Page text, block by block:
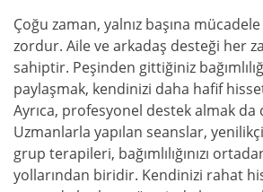
Çoğu zaman, yalnız başına
zordur. Aile ve arkadaş desteği her
sahiptir. Peşinden gittiğiniz
paylaşmak, kendinizi daha hafif
Ayrıca, profesyonel destek almak
Uzmanlarla yapılan seanslar,
grup terapileri, bağımlılığınızı
yollarından biridir. Kendinizi rahat